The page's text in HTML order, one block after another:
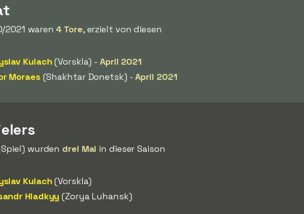
2021 waren 4 Tore, erzielt von diesen
Kulach (Vorskla) -April 2021
Moraes (Shakhtar Donetsk) -April 2021
wurden drei Mal in dieser Saison
Kulach (Vorskla)
Hladkyy (Zorya Luhansk)